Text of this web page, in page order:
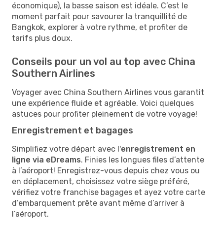
économique), la basse saison est idéale. C’est le
moment parfait pour savourer la tranquillité de
Bangkok, explorer à votre rythme, et profiter de
tarifs plus doux.
Conseils pour un vol au top avec China
Southern Airlines
Voyager avec China Southern Airlines vous garantit
une expérience fluide et agréable. Voici quelques
astuces pour profiter pleinement de votre voyage!
Enregistrement et bagages
Simplifiez votre départ avec l'enregistrement en
ligne via eDreams. Finies les longues files d’attente
à l’aéroport! Enregistrez-vous depuis chez vous ou
en déplacement, choisissez votre siège préféré,
vérifiez votre franchise bagages et ayez votre carte
d’embarquement prête avant même d’arriver à
l’aéroport.